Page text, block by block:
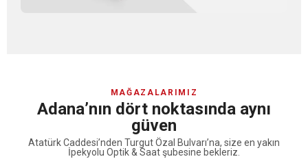
MAĞAZALARIMIZ
Adana’nın dört noktasında aynı
güven
Atatürk Caddesi’nden Turgut Özal Bulvarı’na, size en yakın
İpekyolu Optik & Saat şubesine bekleriz.